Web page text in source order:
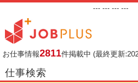
--- --- --- ---
お仕事情報2811件掲載中 (最終更新
仕事検索